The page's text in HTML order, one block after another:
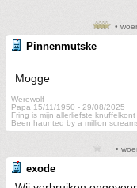
•
Pinnenmutske
Mogge
Werewolf
Papa 15/11/1950 - 29/08/2025
Fring is mijn allerliefste knuffelkont
Been haunted by a million
•
exode